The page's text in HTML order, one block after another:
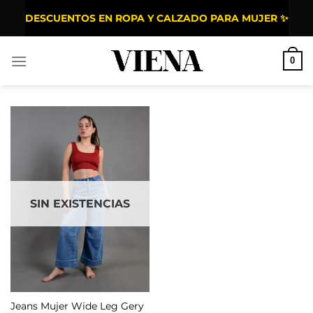
DESCUENTOS EN ROPA Y CALZADO PARA MUJER ✨
0
SIN EXISTENCIAS
Jeans Mujer Wide Leg Gery